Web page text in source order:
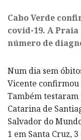
​Cabo Verde
covid-19. A
número de
Num dia sem
Vicente confirmou
Também testaram
Catarina de
Salvador do
1 em Santa Cruz,